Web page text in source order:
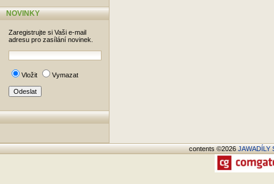
NOVINKY
Zaregistrujte si Vaši e-mail
adresu pro zasílání novinek.
Vložit Vymazat
contents ©2026JAWADÍLY